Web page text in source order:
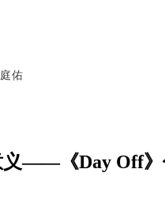
佑
义——《Day Off》